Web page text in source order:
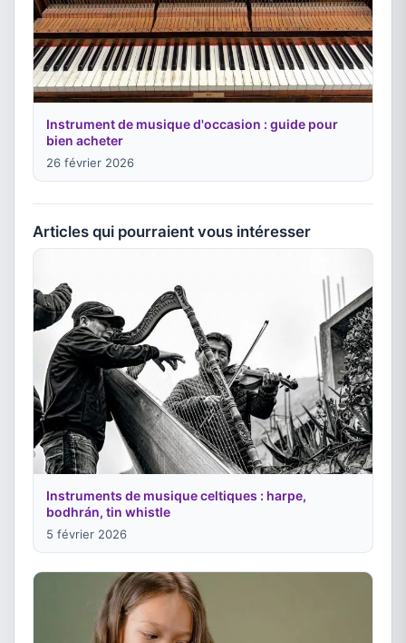
Instrument de musique d'occasion : guide pour
bien acheter
26 février 2026
Articles qui pourraient vous intéresser
Instruments de musique celtiques : harpe,
bodhrán, tin whistle
5 février 2026